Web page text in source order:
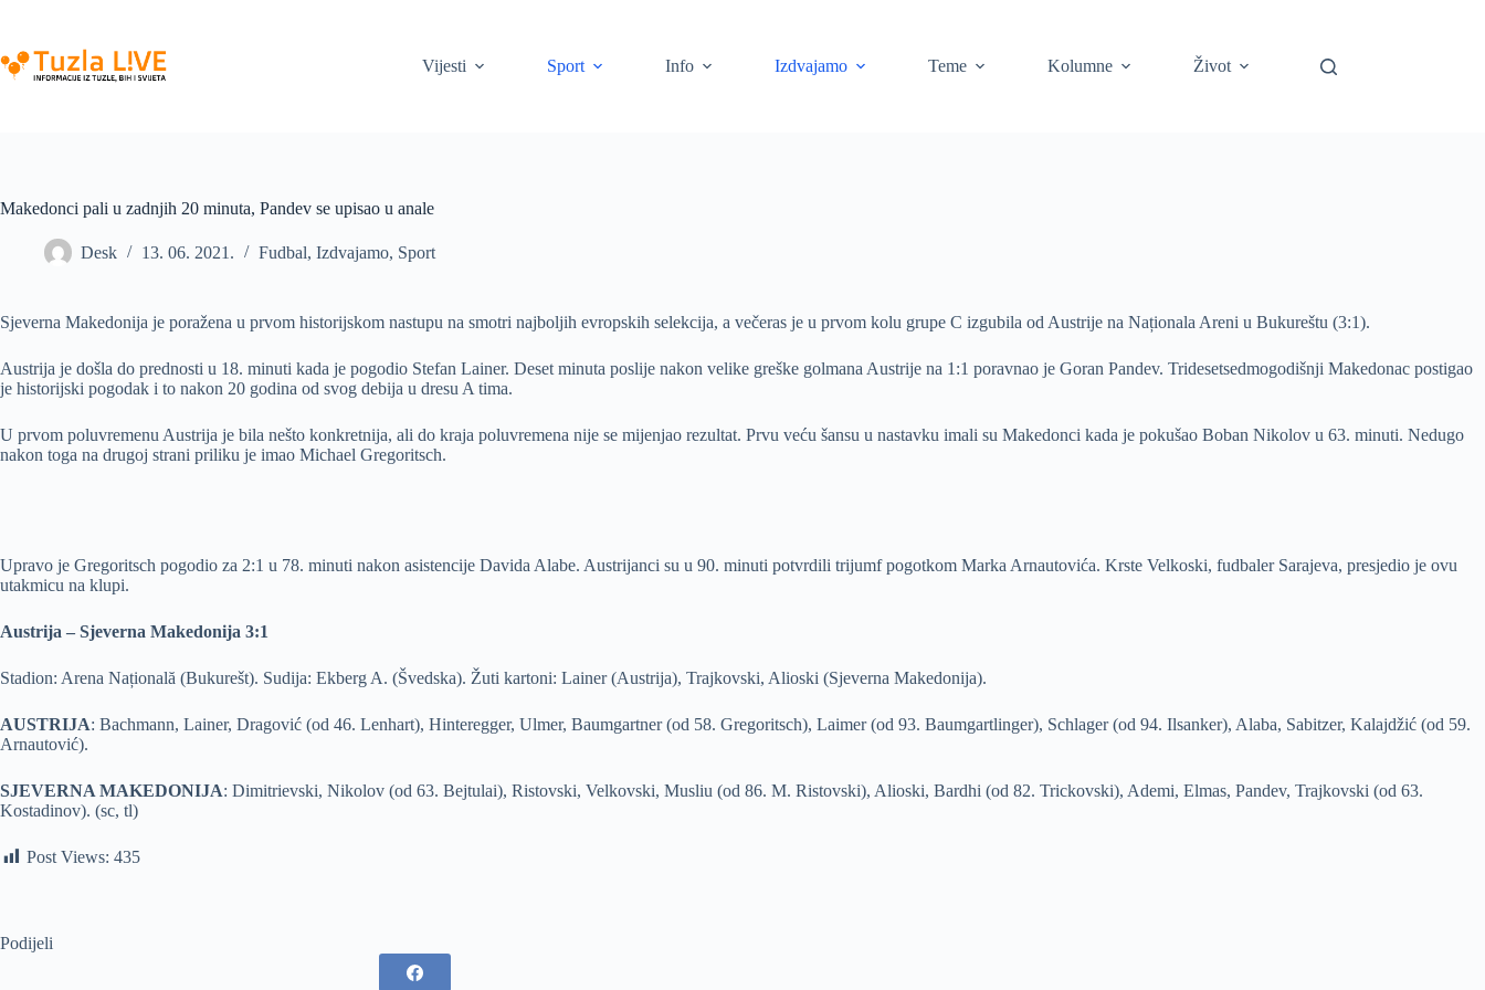
content
Vijesti
Sport Info Izdvajamo Teme Kolumne Život
Makedonci pali u zadnjih 20 minuta, Pandev se upisao u anale
Desk 13. 06. 2021. Fudbal, Izdvajamo, Sport
Sjeverna Makedonija je poražena u prvom historijskom nastupu na smotri najboljih evropskih selekcija, a večeras je u prvom kolu grupe C izgubila od Austrije na Naționala Areni u Bukureštu (3:1).
Austrija je došla do prednosti u 18. minuti kada je pogodio Stefan Lainer. Deset minuta poslije nakon velike greške golmana Austrije na 1:1 poravnao je Goran Pandev. Tridesetsedmogodišnji Makedonac postigao
je historijski pogodak i to nakon 20 godina od svog debija u dresu A tima.
U prvom poluvremenu Austrija je bila nešto konkretnija, ali do kraja poluvremena nije se mijenjao rezultat. Prvu veću šansu u nastavku imali su Makedonci kada je pokušao Boban Nikolov u 63. minuti. Nedugo
nakon toga na drugoj strani priliku je imao Michael Gregoritsch.
Upravo je Gregoritsch pogodio za 2:1 u 78. minuti nakon asistencije Davida Alabe. Austrijanci su u 90. minuti potvrdili trijumf pogotkom Marka Arnautovića. Krste Velkoski, fudbaler Sarajeva, presjedio je ovu
utakmicu na klupi.
Austrija – Sjeverna Makedonija 3:1
Stadion: Arena Națională (Bukurešt). Sudija: Ekberg A. (Švedska). Žuti kartoni: Lainer (Austrija), Trajkovski, Alioski (Sjeverna Makedonija).
AUSTRIJA: Bachmann, Lainer, Dragović (od 46. Lenhart), Hinteregger, Ulmer, Baumgartner (od 58. Gregoritsch), Laimer (od 93. Baumgartlinger), Schlager (od 94. Ilsanker), Alaba, Sabitzer, Kalajdžić (od 59.
Arnautović).
SJEVERNA MAKEDONIJA: Dimitrievski, Nikolov (od 63. Bejtulai), Ristovski, Velkovski, Musliu (od 86. M. Ristovski), Alioski, Bardhi (od 82. Trickovski), Ademi, Elmas, Pandev, Trajkovski (od 63.
Kostadinov). (sc, tl)
Post Views: 435
Podijeli